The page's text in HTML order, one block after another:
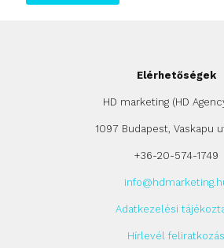
Elérhetőségek
HD marketing (HD
1097 Budapest, Vaskapu
+36-20-574-1749
Adatkezelési
Hírlevél feliratkozás